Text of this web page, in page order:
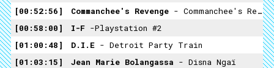
00:52:56
Commanchee's Revenge - Commanchee's Revenge
00:58:00
I-F -Playstation #2
01:00:48
D.I.E - Detroit Party Train
01:03:15
Jean Marie Bolangassa - Disna Ngaï